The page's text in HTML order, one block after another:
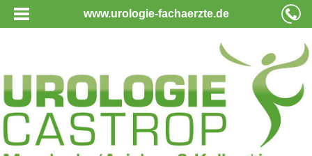
www.urologie-fachaerzte.de